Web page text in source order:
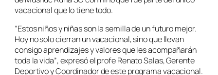
vacacional que lo tiene todo.
“Estos niños y niñas son la semilla de un futuro mejor.
Hoy no solo cierran un vacacional, sino que llevan
consigo aprendizajes y valores que les acompañarán
toda la vida”, expresó el profe Renato Salas, Gerente
Deportivo y Coordinador de este programa vacacional.